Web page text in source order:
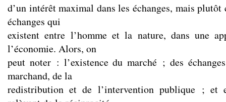
d’un intérêt maximal dans les échanges, mais plutôt
échanges qui
existent entre l’homme et la nature, dans une
l’économie. Alors, on
peut noter : l’existence du marché ; des
marchand, de la
redistribution et de l’intervention publique ; et